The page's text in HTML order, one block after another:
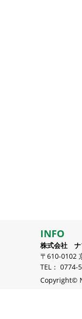
INFO
株式会社 ナ
〒610-0102
TEL： 0774-
Copyright©